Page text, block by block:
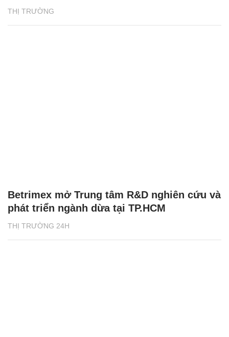
THỊ TRƯỜNG
THỊ TRƯỜNG 24H
Betrimex mở Trung tâm R&D nghiên cứu và
phát triển ngành dừa tại TP.HCM